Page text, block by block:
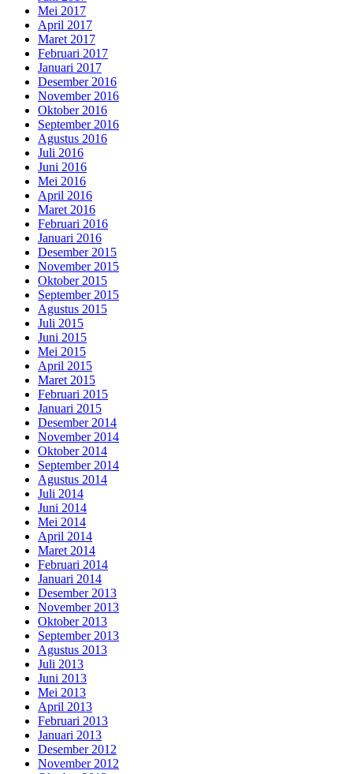
Mei 2017
April 2017
Maret 2017
Februari 2017
Januari 2017
Desember 2016
November 2016
Oktober 2016
September 2016
Agustus 2016
Juli 2016
Juni 2016
Mei 2016
April 2016
Maret 2016
Februari 2016
Januari 2016
Desember 2015
November 2015
Oktober 2015
September 2015
Agustus 2015
Juli 2015
Juni 2015
Mei 2015
April 2015
Maret 2015
Februari 2015
Januari 2015
Desember 2014
November 2014
Oktober 2014
September 2014
Agustus 2014
Juli 2014
Juni 2014
Mei 2014
April 2014
Maret 2014
Februari 2014
Januari 2014
Desember 2013
November 2013
Oktober 2013
September 2013
Agustus 2013
Juli 2013
Juni 2013
Mei 2013
April 2013
Februari 2013
Januari 2013
Desember 2012
November 2012